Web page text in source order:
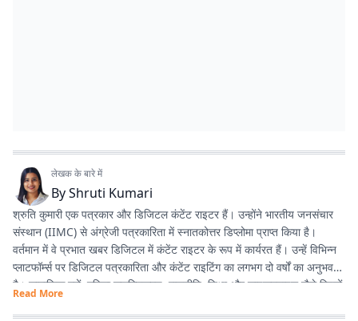
लेखक के बारे में
ByShruti Kumari
श्रुति कुमारी एक पत्रकार और डिजिटल कंटेंट राइटर हैं। उन्होंने भारतीय जनसंचार
संस्थान (IIMC) से अंग्रेजी पत्रकारिता में स्नातकोत्तर डिप्लोमा प्राप्त किया है।
वर्तमान में वे प्रभात खबर डिजिटल में कंटेंट राइटर के रूप में कार्यरत हैं। उन्हें विभिन्न
प्लाटफॉर्म्स पर डिजिटल पत्रकारिता और कंटेंट राइटिंग का लगभग दो वर्षों का अनुभव
है। सामाजिक मुद्दों, महिला सशक्तिकरण, राजनीति, शिक्षा और लाइफस्टाइल जैसे विषयों
पर लिखना उनकी विशेष रुचि का क्षेत्र है। इसके अलावा वे डिजिटल प्लेटफॉर्म के लिए
Read More